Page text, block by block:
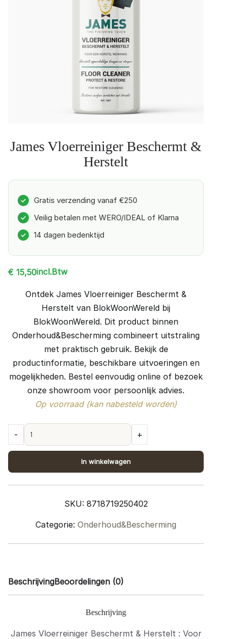
James Vloerreiniger Beschermt &
Herstelt
✓ Gratis verzending vanaf €250
✓ Veilig betalen met WERO/IDEAL of Klarna
✓ 14 dagen bedenktijd
€ 15,50incl.Btw
Ontdek James Vloerreiniger Beschermt &
Herstelt van BlokWoonWereld bij
BlokWoonWereld. Dit product binnen
Onderhoud&Bescherming combineert uitstraling
met praktisch gebruik. Bekijk de
productinformatie, beschikbare uitvoeringen en
mogelijkheden. Bestel eenvoudig online of bezoek
onze showroom voor persoonlijk advies.
Op voorraad (kan nabesteld worden)
Beschermt
&
- +
In winkelwagen
SKU: 8718719250402
Categorie: Onderhoud&Bescherming
BeschrijvingBeoordelingen (0)
Beschrijving
James Vloerreiniger Beschermt & Herstelt : Voor